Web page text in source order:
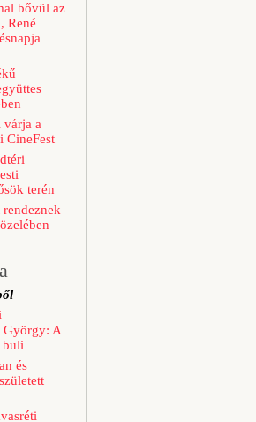
bővül az
René
várja a
CineFest
terén
György: A
buli
és